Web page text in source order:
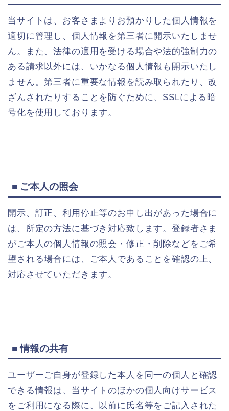
当サイトは、お客さまよりお預かりした個人情報を
適切に管理し、個人情報を第三者に開示いたしませ
ん。また、法律の適用を受ける場合や法的強制力の
ある請求以外には、いかなる個人情報も開示いたし
ません。第三者に重要な情報を読み取られたり、改
ざんされたりすることを防ぐために、SSLによる暗
号化を使用しております。
■ ご本人の照会
開示、訂正、利用停止等のお申し出があった場合に
は、所定の方法に基づき対応致します。登録者さま
がご本人の個人情報の照会・修正・削除などをご希
望される場合には、ご本人であることを確認の上、
対応させていただきます。
■ 情報の共有
ユーザーご自身が登録した本人を同一の個人と確認
できる情報は、当サイトのほかの個人向けサービス
をご利用になる際に、以前に氏名等をご記入された